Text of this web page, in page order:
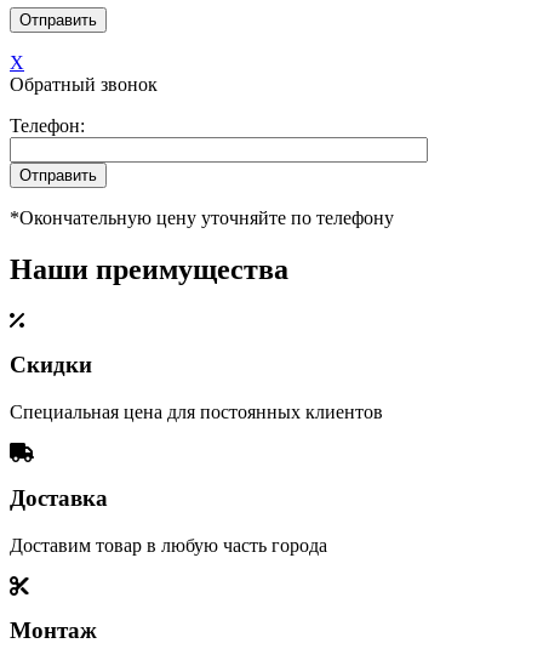
X
Обратный звонок
Телефон:
*Окончательную цену уточняйте по телефону
Наши преимущества
Скидки
Специальная цена для постоянных клиентов
Доставка
Доставим товар в любую часть города
Монтаж